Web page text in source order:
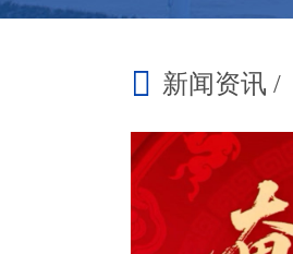
新闻资讯 /